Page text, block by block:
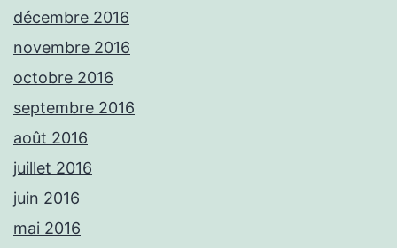
décembre 2016
novembre 2016
octobre 2016
septembre 2016
août 2016
juillet 2016
juin 2016
mai 2016